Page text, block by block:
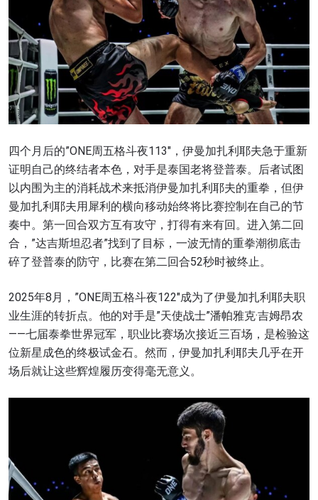
四个月后的”ONE周五格斗夜113″，伊曼加扎利耶夫急于重新
证明自己的终结者本色，对手是泰国老将登普泰。后者试图
以内围为主的消耗战术来抵消伊曼加扎利耶夫的重拳，但伊
曼加扎利耶夫用犀利的横向移动始终将比赛控制在自己的节
奏中。第一回合双方互有攻守，打得有来有回。进入第二回
合，”达吉斯坦忍者”找到了目标，一波无情的重拳潮彻底击
碎了登普泰的防守，比赛在第二回合52秒时被终止。
2025年8月，”ONE周五格斗夜122″成为了伊曼加扎利耶夫职
业生涯的转折点。他的对手是”天使战士”潘帕雅克·吉姆昂农
——七届泰拳世界冠军，职业比赛场次接近三百场，是检验这
位新星成色的终极试金石。然而，伊曼加扎利耶夫几乎在开
场后就让这些辉煌履历变得毫无意义。